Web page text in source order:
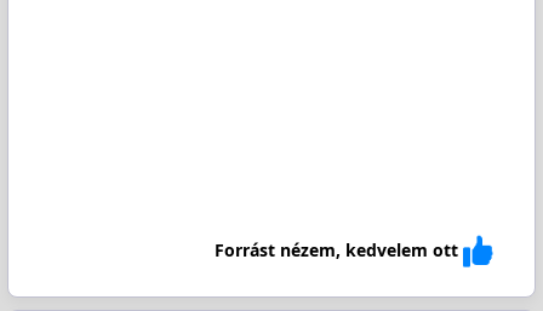
Forrást nézem, kedvelem ott